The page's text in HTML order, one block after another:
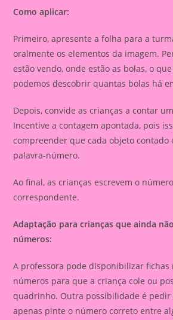
Como aplicar:
Primeiro, apresente a folha para a
oralmente os elementos da imagem.
estão vendo, onde estão as bolas, o
podemos descobrir quantas bolas há
Depois, convide as crianças a contar
Incentive a contagem apontada, pois
compreender que cada objeto contado
palavra-número.
Ao final, as crianças escrevem o
correspondente.
Adaptação para crianças que ainda
números:
A professora pode disponibilizar fichas
números para que a criança cole ou
quadrinho. Outra possibilidade é pedir
apenas pinte o número correto entre